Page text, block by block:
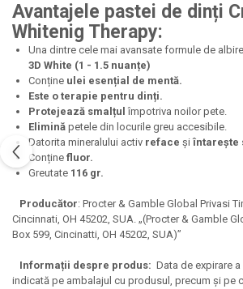
Avantajele pastei de dinți
Whitenig Therapy:
Una dintre cele mai avansate formule de
3D White (1 - 1.5 nuanțe)
Conține ulei esențial de mentă.
Este o terapie pentru dinți.
Protejează smalțul împotriva noilor pete.
Elimină petele din locurile greu accesibile.
Datorita mineralului activ reface șiîntarește
Conține fluor.
Greutate 116 gr.
Producător: Procter & Gamble Global Privasi
Cincinnati, OH 45202, SUA. „(Procter & Gamble
Box 599, Cincinatti, OH 45202, SUA)”
Informații despre produs: Data de expirare
indicată pe ambalajul cu produsul, precum și pe